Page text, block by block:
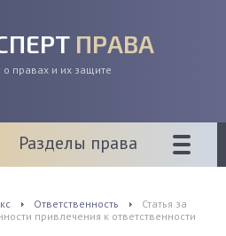
ПРАВА
о правах и их защите
Разделы права
Ответственность
Статья за
привлечения к ответственности